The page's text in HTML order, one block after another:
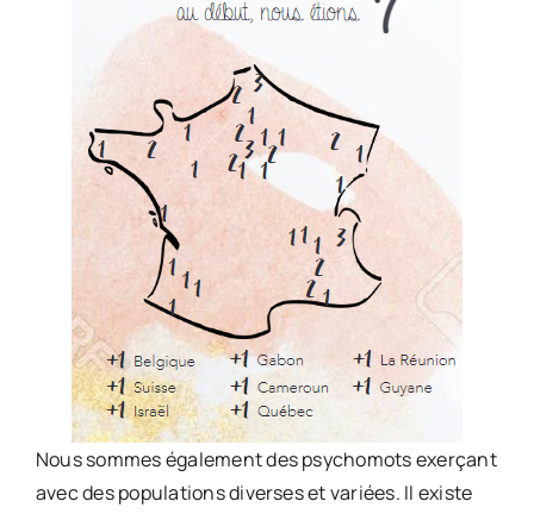
Nous sommes également des psychomots exerçant
avec des populations diverses et variées. Il existe